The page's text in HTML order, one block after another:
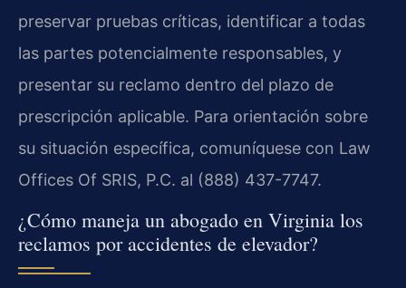
preservar pruebas críticas, identificar a todas
las partes potencialmente responsables, y
presentar su reclamo dentro del plazo de
prescripción aplicable. Para orientación sobre
su situación específica, comuníquese con Law
Offices Of SRIS, P.C. al (888) 437-7747.
¿Cómo maneja un abogado en Virginia los
reclamos por accidentes de elevador?